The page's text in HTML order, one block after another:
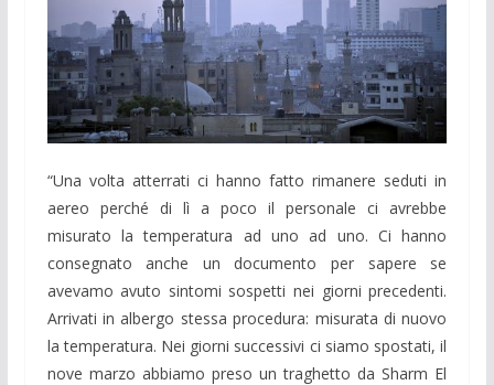
“Una volta atterrati ci hanno fatto rimanere seduti in
aereo perché di lì a poco il personale ci avrebbe
misurato la temperatura ad uno ad uno. Ci hanno
consegnato anche un documento per sapere se
avevamo avuto sintomi sospetti nei giorni precedenti.
Arrivati in albergo stessa procedura: misurata di nuovo
la temperatura. Nei giorni successivi ci siamo spostati, il
nove marzo abbiamo preso un traghetto da Sharm El